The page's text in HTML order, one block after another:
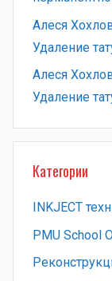
Алеся
Удаление
Алеся
Удаление
Категории
INKJECT
PMU School